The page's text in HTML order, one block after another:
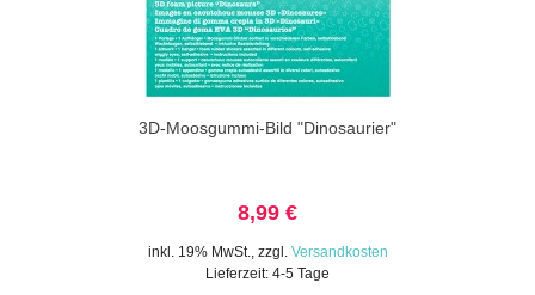
3D-Moosgummi-Bild "Dinosaurier"
8,99 €
inkl. 19% MwSt., zzgl. Versandkosten
Lieferzeit: 4-5 Tage